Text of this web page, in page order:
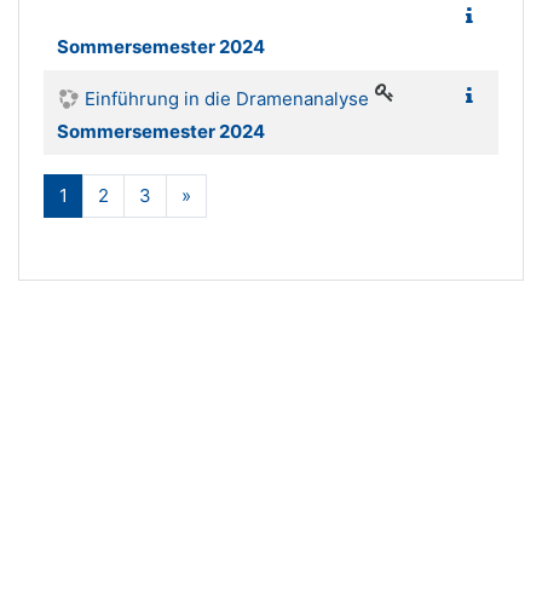
Sommersemester 2024
Einführung in die Dramenanalyse
Sommersemester 2024
1 (aktuell)
2 3 »